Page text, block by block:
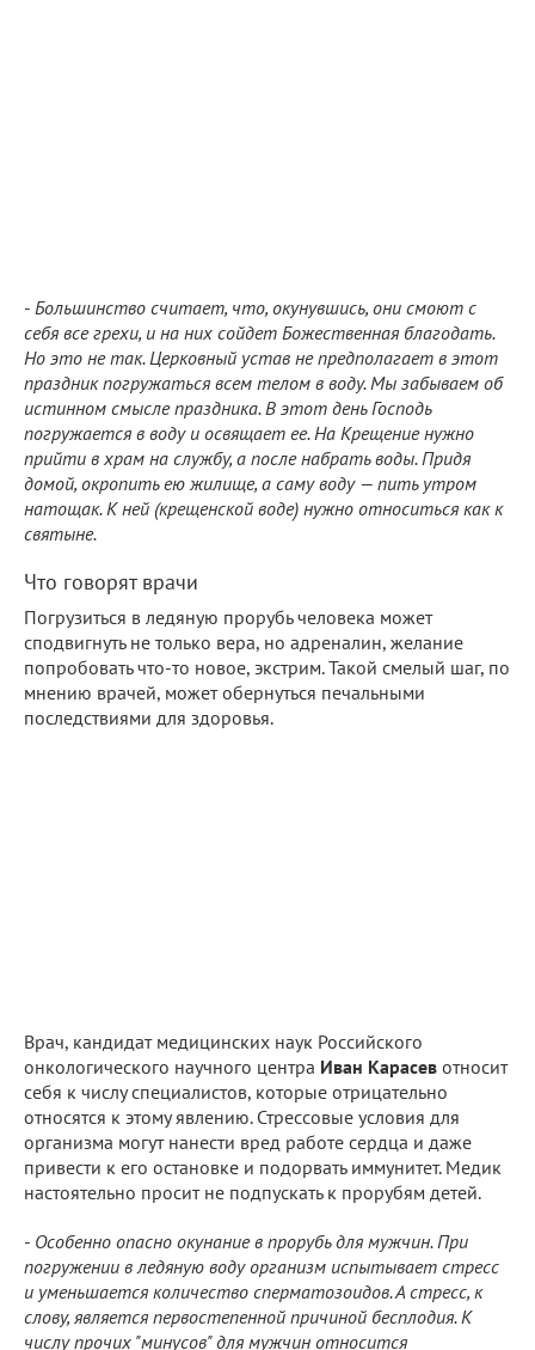
- Большинство считает, что, окунувшись, они смоют с
себя все грехи, и на них сойдет Божественная благодать.
Но это не так. Церковный устав не предполагает в этот
праздник погружаться всем телом в воду. Мы забываем об
истинном смысле праздника. В этот день Господь
погружается в воду и освящает ее. На Крещение нужно
прийти в храм на службу, а после набрать воды. Придя
домой, окропить ею жилище, а саму воду — пить утром
натощак. К ней (крещенской воде) нужно относиться как к
святыне.
Что говорят врачи
Погрузиться в ледяную прорубь человека может
сподвигнуть не только вера, но адреналин, желание
попробовать что-то новое, экстрим. Такой смелый шаг, по
мнению врачей, может обернуться печальными
последствиями для здоровья.
Врач, кандидат медицинских наук Российского
онкологического научного центра Иван Карасев относит
себя к числу специалистов, которые отрицательно
относятся к этому явлению. Стрессовые условия для
организма могут нанести вред работе сердца и даже
привести к его остановке и подорвать иммунитет. Медик
настоятельно просит не подпускать к прорубям детей.
- Особенно опасно окунание в прорубь для мужчин. При
погружении в ледяную воду организм испытывает стресс
и уменьшается количество сперматозоидов. А стресс, к
слову, является первостепенной причиной бесплодия. К
числу прочих "минусов" для мужчин относится